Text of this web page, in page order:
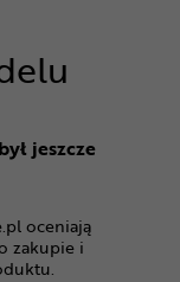
jeszcze
oceniają
zakupie i